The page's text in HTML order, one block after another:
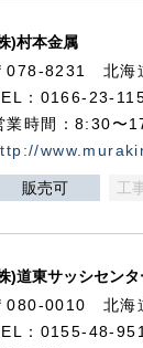
)村本金属
078-8231 北海
：0166-23-
業時間：8:30〜
販売可 工
)道東サッシセンタ
080-0010 北海
：0155-48-